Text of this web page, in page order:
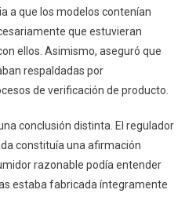
a que los modelos contenían
que estuvieran
ellos. Asimismo, aseguró que
respaldadas por
de verificación de producto.
conclusión distinta. El regulador
constituía una afirmación
razonable podía entender
estaba fabricada íntegramente